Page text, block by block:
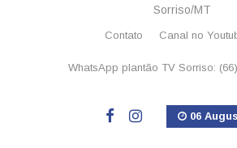
Sorriso/MT
Contato Canal no
WhatsApp plantão TV Sorriso:
06